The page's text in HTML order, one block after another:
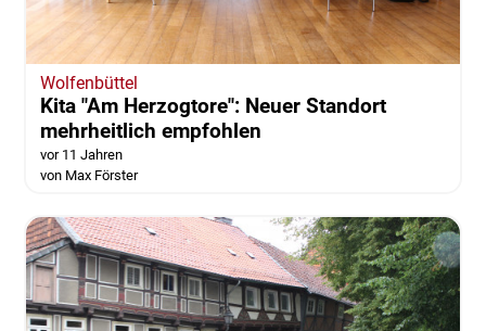
Wolfenbüttel
Brief zur Deutsch-Französischen
Freundschaft
vor 11 Jahren